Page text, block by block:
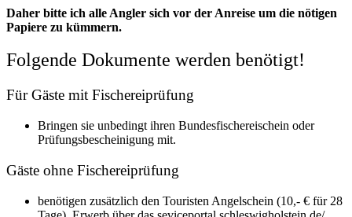
Daher bitte ich alle Angler sich vor der Anreise um die nötigen
Papiere zu kümmern.
Folgende Dokumente werden benötigt!
Für Gäste mit Fischereiprüfung
Bringen sie unbedingt ihren Bundesfischereischein oder
Prüfungsbescheinigung mit.
Gäste ohne Fischereiprüfung
benötigen zusätzlich den Touristen Angelschein (10,- € für 28